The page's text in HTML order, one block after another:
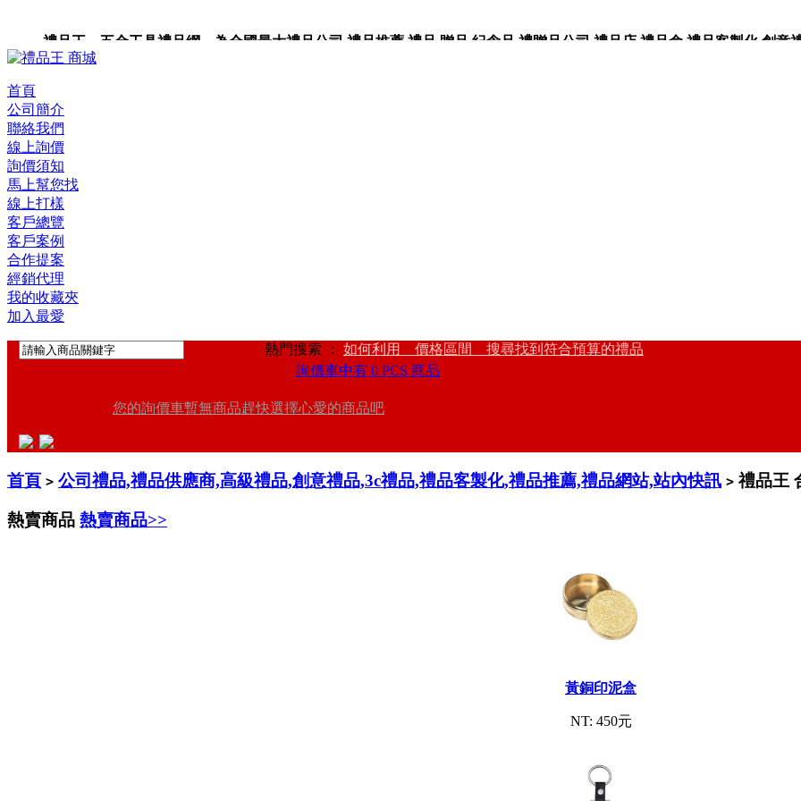
禮品王 五金工具禮品網 為全國最大禮品公司,禮品推薦,禮品,贈品,紀念品,禮贈品公司,禮品店,禮品盒,禮品客製化,創意
首頁
公司簡介
聯絡我們
線上詢價
詢價須知
馬上幫您找
線上打樣
客戶總覽
客戶案例
合作提案
經銷代理
我的收藏夾
加入最愛
熱門搜索 ： 如何利用 價格區間 搜尋找到符合預算的禮品
詢價車中有 0 PCS 商品
您的詢價車暫無商品趕快選擇心愛的商品吧
首頁 > 公司禮品,禮品供應商,高級禮品,創意禮品,3c禮品,禮品客製化,禮品推薦,禮品網站,站內快訊 > 禮品王
熱賣商品 熱賣商品>>
黃銅印泥盒
NT: 450元